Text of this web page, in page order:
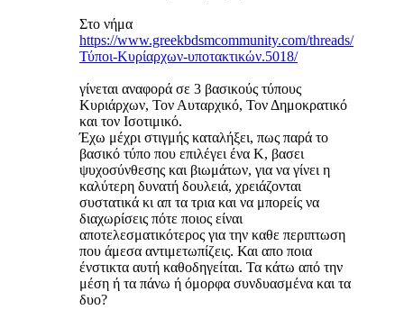
Στο νήμα
https://www.greekbdsmcommunity.com/threads/
Τύποι-Κυρίαρχων-υποτακτικών.5018/
γίνεται αναφορά σε 3 βασικούς τύπους
Κυριάρχων, Τον Αυταρχικό, Τον Δημοκρατικό
και τον Ισοτιμικό.
Έχω μέχρι στιγμής καταλήξει, πως παρά το
βασικό τύπο που επιλέγει ένα Κ, βασει
ψυχοσύνθεσης και βιωμάτων, για να γίνει η
καλύτερη δυνατή δουλειά, χρειάζονται
συστατικά κι απ τα τρια και να μπορείς να
διαχωρίσεις πότε ποιος είναι
αποτελεσματικότερος για την καθε περιπτωση
που άμεσα αντιμετωπίζεις. Και απο ποια
ένστικτα αυτή καθοδηγείται. Τα κάτω από την
μέση ή τα πάνω ή όμορφα συνδυασμένα και τα
δυο?